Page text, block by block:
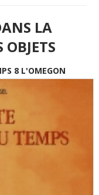
LA
OBJETS
8 L'OMEGON